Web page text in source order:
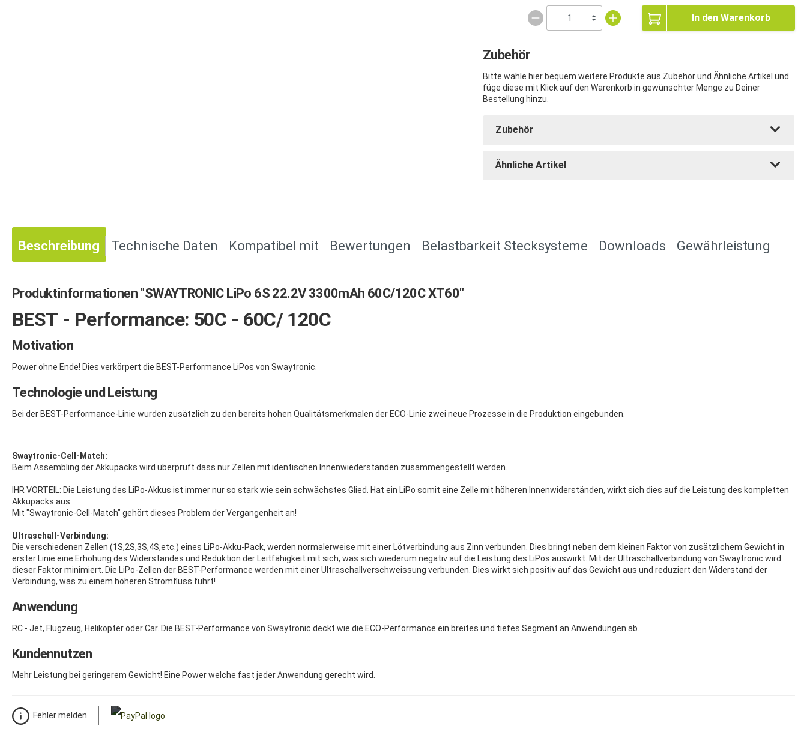
In den Warenkorb
Zubehör
Bitte wähle hier bequem weitere Produkte aus Zubehör und Ähnliche Artikel und
füge diese mit Klick auf den Warenkorb in gewünschter Menge zu Deiner
Bestellung hinzu.
Zubehör
Ähnliche Artikel
Beschreibung Technische Daten Kompatibel mit Bewertungen Belastbarkeit Stecksysteme Downloads Gewährleistung
Produktinformationen "SWAYTRONIC LiPo 6S 22.2V 3300mAh 60C/120C XT60"
BEST - Performance: 50C - 60C/ 120C
Motivation
Power ohne Ende! Dies verkörpert die BEST-Performance LiPos von Swaytronic.
Technologie und Leistung
Bei der BEST-Performance-Linie wurden zusätzlich zu den bereits hohen Qualitätsmerkmalen der ECO-Linie zwei neue Prozesse in die Produktion eingebunden.
Swaytronic-Cell-Match:
Beim Assembling der Akkupacks wird überprüft dass nur Zellen mit identischen Innenwiederständen zusammengestellt werden.
IHR VORTEIL: Die Leistung des LiPo-Akkus ist immer nur so stark wie sein schwächstes Glied. Hat ein LiPo somit eine Zelle mit höheren Innenwiderständen, wirkt sich dies auf die Leistung des kompletten
Akkupacks aus.
Mit "Swaytronic-Cell-Match" gehört dieses Problem der Vergangenheit an!
Ultraschall-Verbindung:
Die verschiedenen Zellen (1S,2S,3S,4S,etc.) eines LiPo-Akku-Pack, werden normalerweise mit einer Lötverbindung aus Zinn verbunden. Dies bringt neben dem kleinen Faktor von zusätzlichem Gewicht in
erster Linie eine Erhöhung des Widerstandes und Reduktion der Leitfähigkeit mit sich, was sich wiederum negativ auf die Leistung des LiPos auswirkt. Mit der Ultraschallverbindung von Swaytronic wird
dieser Faktor minimiert. Die LiPo-Zellen der BEST-Performance werden mit einer Ultraschallverschweissung verbunden. Dies wirkt sich positiv auf das Gewicht aus und reduziert den Widerstand der
Verbindung, was zu einem höheren Stromfluss führt!
Anwendung
RC - Jet, Flugzeug, Helikopter oder Car. Die BEST-Performance von Swaytronic deckt wie die ECO-Performance ein breites und tiefes Segment an Anwendungen ab.
Kundennutzen
Mehr Leistung bei geringerem Gewicht! Eine Power welche fast jeder Anwendung gerecht wird.
Fehler melden